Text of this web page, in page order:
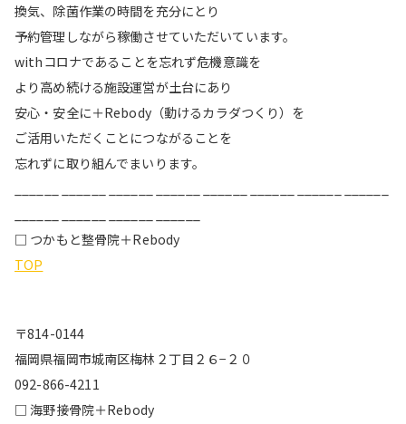
換気、除菌作業の時間を充分にとり
予約管理しながら稼働させていただいています。
withコロナであることを忘れず危機意識を
より高め続ける施設運営が土台にあり
安心・安全に＋Rebody（動けるカラダつくり）を
ご活用いただくことにつながることを
忘れずに取り組んでまいります。
□ つかもと整骨院＋Rebody
TOP
〒814-0144
福岡県福岡市城南区梅林２丁目２６−２０
092-866-4211
□ 海野接骨院＋Rebody